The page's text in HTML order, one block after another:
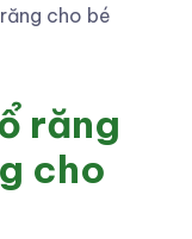
cho bé
răng
cho